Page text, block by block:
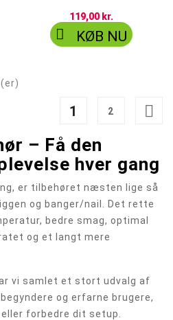
119,00 kr.
 KØB NU
1 2 
– Få den
hver gang
er tilbehøret næsten lige så
og banger/nail. Det rette
bedre smag, optimal
og et langt mere
vi samlet et stort udvalg af
og erfarne brugere,
forbedre dit setup.